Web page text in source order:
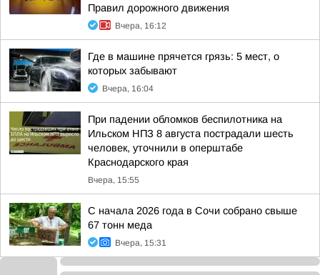
Правил дорожного движения
Вчера, 16:12
Где в машине прячется грязь: 5 мест, о
которых забывают
Вчера, 16:04
При падении обломков беспилотника на
Ильском НПЗ 8 августа пострадали шесть
человек, уточнили в оперштабе
Краснодарского края
Вчера, 15:55
С начала 2026 года в Сочи собрано свыше
67 тонн меда
Вчера, 15:31